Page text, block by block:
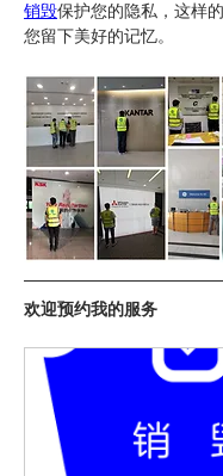
销毁保护您的隐私，这样
您留下美好的记忆。
欢迎预约我的服务